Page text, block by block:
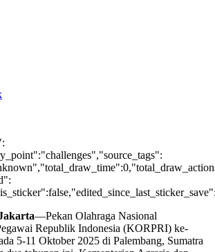
—Pekan Olahraga Nasional
Republik Indonesia (KORPRI) ke-
5-11 Oktober 2025 di Palembang, Sumatra